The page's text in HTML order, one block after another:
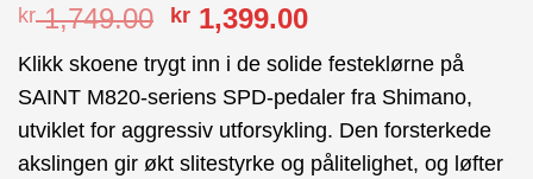
kr1,749.00 Opprinnelig
var:
kr 1,749.00.
kr 1,399.00Nåværende
er:
kr 1,399.00.
Klikk skoene trygt inn i de solide festeklørne på
SAINT M820-seriens SPD-pedaler fra Shimano,
utviklet for aggressiv utforsykling. Den forsterkede
akslingen gir økt slitestyrke og pålitelighet, og løfter